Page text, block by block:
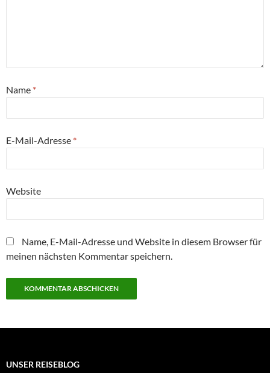
Name *
E-Mail-Adresse *
Website
Name, E-Mail-Adresse und Website in diesem Browser für
meinen nächsten Kommentar speichern.
UNSER REISEBLOG